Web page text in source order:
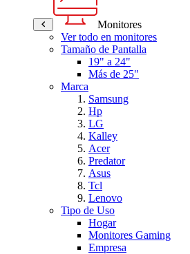
Monitores
Ver todo en monitores
Tamaño de Pantalla
19" a 24"
Más de 25"
Marca
Samsung
Hp
LG
Kalley
Acer
Predator
Asus
Tcl
Lenovo
Tipo de Uso
Hogar
Monitores Gaming
Empresa